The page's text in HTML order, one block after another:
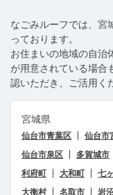
LINEで相談
受付24時間
なごみルーフでは、宮
っております。
お住まいの地域の自治
が用意されている場合
認いただき、ご活用く
宮城県
仙台市青葉区 仙台市
仙台市泉区
多賀城市
利府町
大和町 七
大衡村
名取市 岩